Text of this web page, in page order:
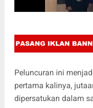
Peluncuran ini
pertama kalinya,
dipersatukan dalam